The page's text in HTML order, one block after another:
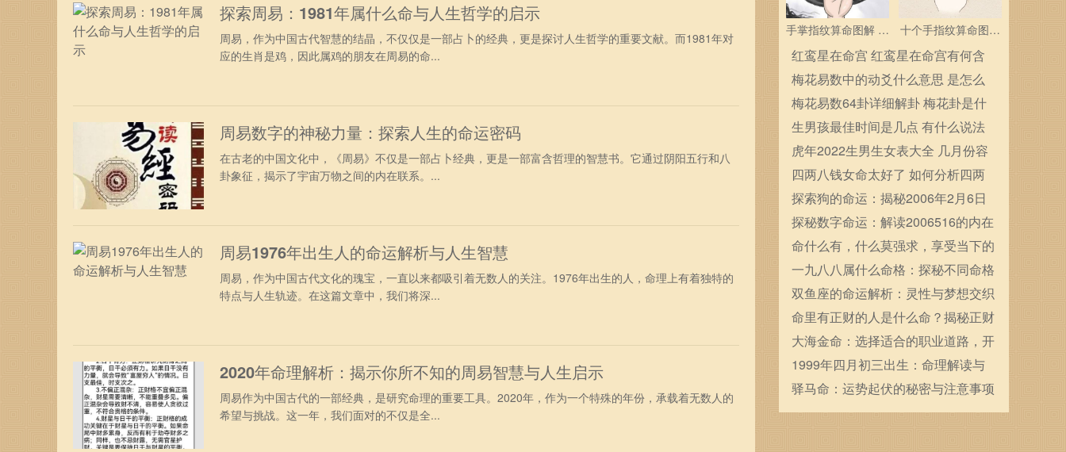
探索周易：1981年属什么命与人生哲学的启示
周易，作为中国古代智慧的结晶，不仅仅是一部占卜的经典，更是探讨人生哲学的重要文献。而1981年对
应的生肖是鸡，因此属鸡的朋友在周易的命...
周易数字的神秘力量：探索人生的命运密码
在古老的中国文化中，《周易》不仅是一部占卜经典，更是一部富含哲理的智慧书。它通过阴阳五行和八
卦象征，揭示了宇宙万物之间的内在联系。...
周易1976年出生人的命运解析与人生智慧
周易，作为中国古代文化的瑰宝，一直以来都吸引着无数人的关注。1976年出生的人，命理上有着独特的
特点与人生轨迹。在这篇文章中，我们将深...
2020年命理解析：揭示你所不知的周易智慧与人生启示
周易作为中国古代的一部经典，是研究命理的重要工具。2020年，作为一个特殊的年份，承载着无数人的
希望与挑战。这一年，我们面对的不仅是全...
手掌指纹算命图解 三
个斗多为中层领导
十个手指纹算命图解
分析指纹算命是什么
红鸾星在命宫 红鸾星在命宫有何含
义
梅花易数中的动爻什么意思 是怎么
确定的
梅花易数64卦详细解卦 梅花卦是什
么
生男孩最佳时间是几点 有什么说法
虎年2022生男生女表大全 几月份容
易生男宝宝
四两八钱女命太好了 如何分析四两
八钱女命
探索狗的命运：揭秘2006年2月6日
出生犬的性格与运势
探秘数字命运：解读2006516的内在
玄机
命什么有，什么莫强求，享受当下的
美好与平淡生活
一九八八属什么命格：探秘不同命格
的性格与人生轨迹
双鱼座的命运解析：灵性与梦想交织
的星座人生
命里有正财的人是什么命？揭秘正财
命的特点与运势
大海金命：选择适合的职业道路，开
启人生新篇章
1999年四月初三出生：命理解读与
人生启示
驿马命：运势起伏的秘密与注意事项
解析